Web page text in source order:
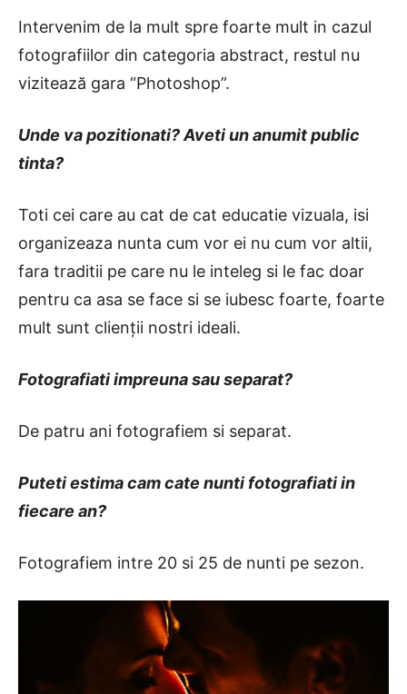
Intervenim de la mult spre foarte mult in cazul
fotografiilor din categoria abstract, restul nu
vizitează gara “Photoshop”.
Unde va pozitionati? Aveti un anumit public
tinta?
Toti cei care au cat de cat educatie vizuala, isi
organizeaza nunta cum vor ei nu cum vor altii,
fara traditii pe care nu le inteleg si le fac doar
pentru ca asa se face si se iubesc foarte, foarte
mult sunt clienții nostri ideali.
Fotografiati impreuna sau separat?
De patru ani fotografiem si separat.
Puteti estima cam cate nunti fotografiati in
fiecare an?
Fotografiem intre 20 si 25 de nunti pe sezon.